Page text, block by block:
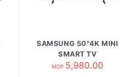
SAMSUNG 50"4K MINI
SMART TV
UA50M70HAJXZK
MOP 5,980.00